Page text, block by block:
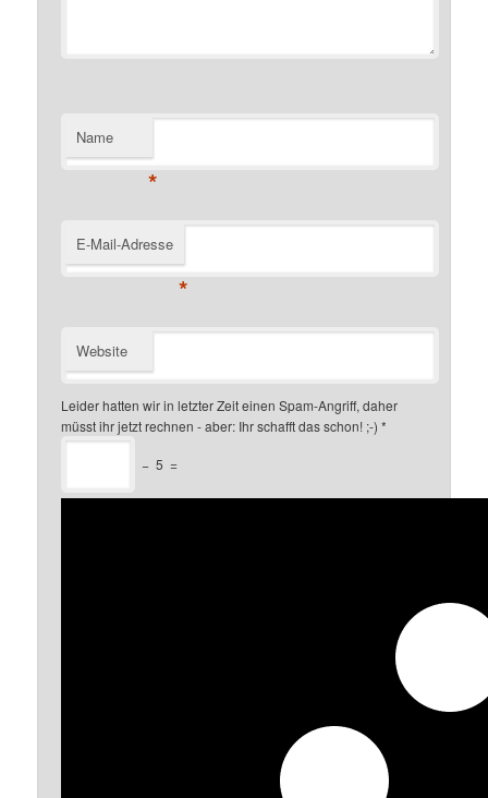
Name
*
E-Mail-Adresse
*
Website
Leider hatten wir in letzter Zeit einen Spam-Angriff, daher
müsst ihr jetzt rechnen - aber: Ihr schafft das schon! ;-) *
− 5 =